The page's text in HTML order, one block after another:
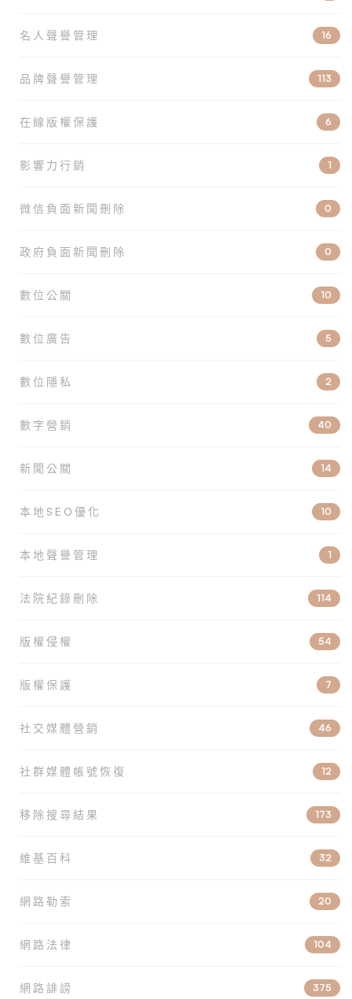
名人聲譽管理 16
品牌聲譽管理 113
在線版權保護 6
影響力行銷 1
微信負面新聞刪除 0
政府負面新聞刪除 0
數位公關 10
數位廣告 5
數位隱私 2
數字營銷 40
新聞公關 14
本地SEO優化 10
本地聲譽管理 1
法院紀錄刪除 114
版權侵權 54
版權保護 7
社交媒體營銷 46
社群媒體帳號恢復 12
移除搜尋結果 173
維基百科 32
網路勒索 20
網路法律 104
網路誹謗 375